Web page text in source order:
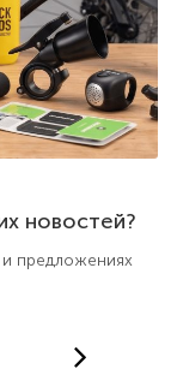
новостей?
предложениях